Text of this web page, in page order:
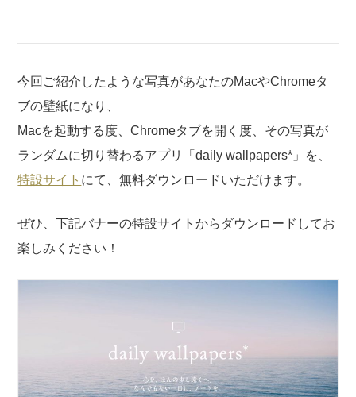
今回ご紹介したような写真があなたのMacやChromeタ
ブの壁紙になり、
Macを起動する度、Chromeタブを開く度、その写真が
ランダムに切り替わるアプリ「daily wallpapers*」を、
特設サイト にて、無料ダウンロードいただけます。
ぜひ、下記バナーの特設サイトからダウンロードしてお
楽しみください！